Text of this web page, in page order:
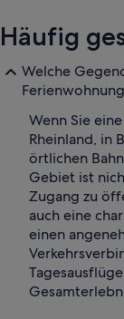
Häufig
Welche
Wenn Sie
Rheinland, in
örtlichen
Gebiet ist
Zugang zu
auch eine
einen